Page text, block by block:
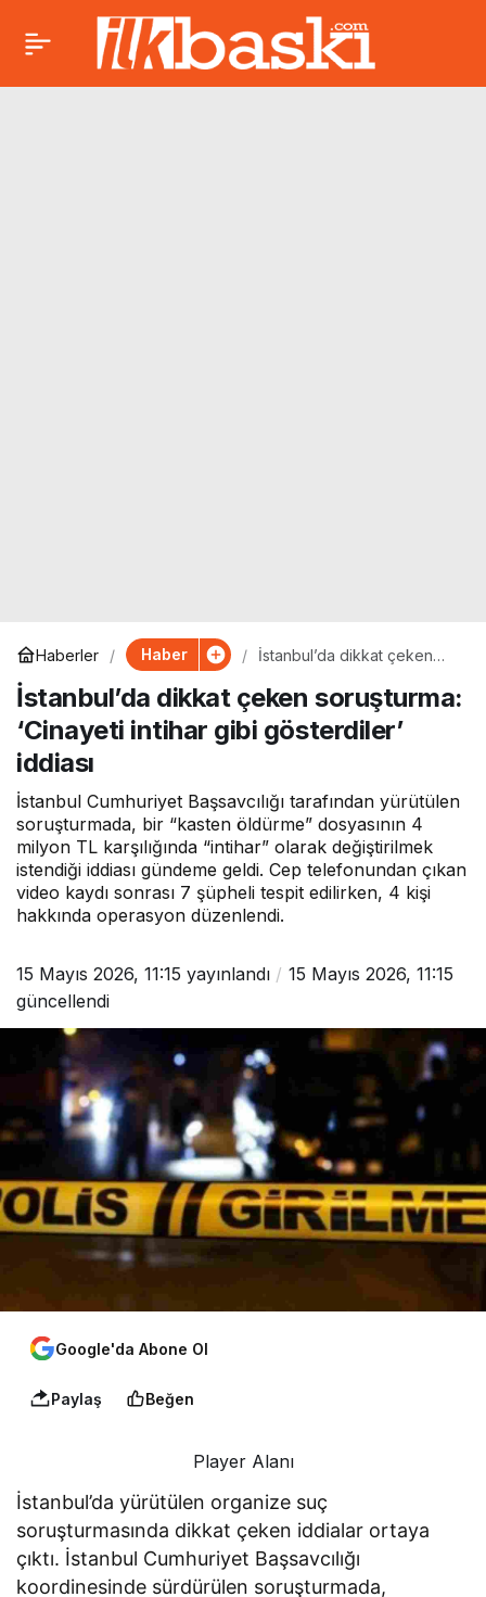
Haberler Haber
İstanbul’da dikkat çeken
gibi gösterdiler’ iddiası
İstanbul’da dikkat çeken soruşturma:
‘Cinayeti intihar gibi gösterdiler’
iddiası
İstanbul Cumhuriyet Başsavcılığı tarafından yürütülen
soruşturmada, bir “kasten öldürme” dosyasının 4
milyon TL karşılığında “intihar” olarak değiştirilmek
istendiği iddiası gündeme geldi. Cep telefonundan çıkan
video kaydı sonrası 7 şüpheli tespit edilirken, 4 kişi
hakkında operasyon düzenlendi.
15 Mayıs 2026, 11:15 yayınlandı
15 Mayıs 2026, 11:15
güncellendi
Google'da Abone Ol
Paylaş Beğen
Player Alanı
İstanbul’da yürütülen organize suç
soruşturmasında dikkat çeken iddialar ortaya
çıktı. İstanbul Cumhuriyet Başsavcılığı
koordinesinde sürdürülen soruşturmada,
Sinan Akçıl imzalı
milli marş yayımlandı: